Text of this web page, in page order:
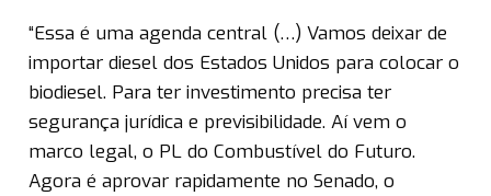
“Essa é uma agenda central (…) Vamos deixar de
importar diesel dos Estados Unidos para colocar o
biodiesel. Para ter investimento precisa ter
segurança jurídica e previsibilidade. Aí vem o
marco legal, o PL do Combustível do Futuro.
Agora é aprovar rapidamente no Senado, o